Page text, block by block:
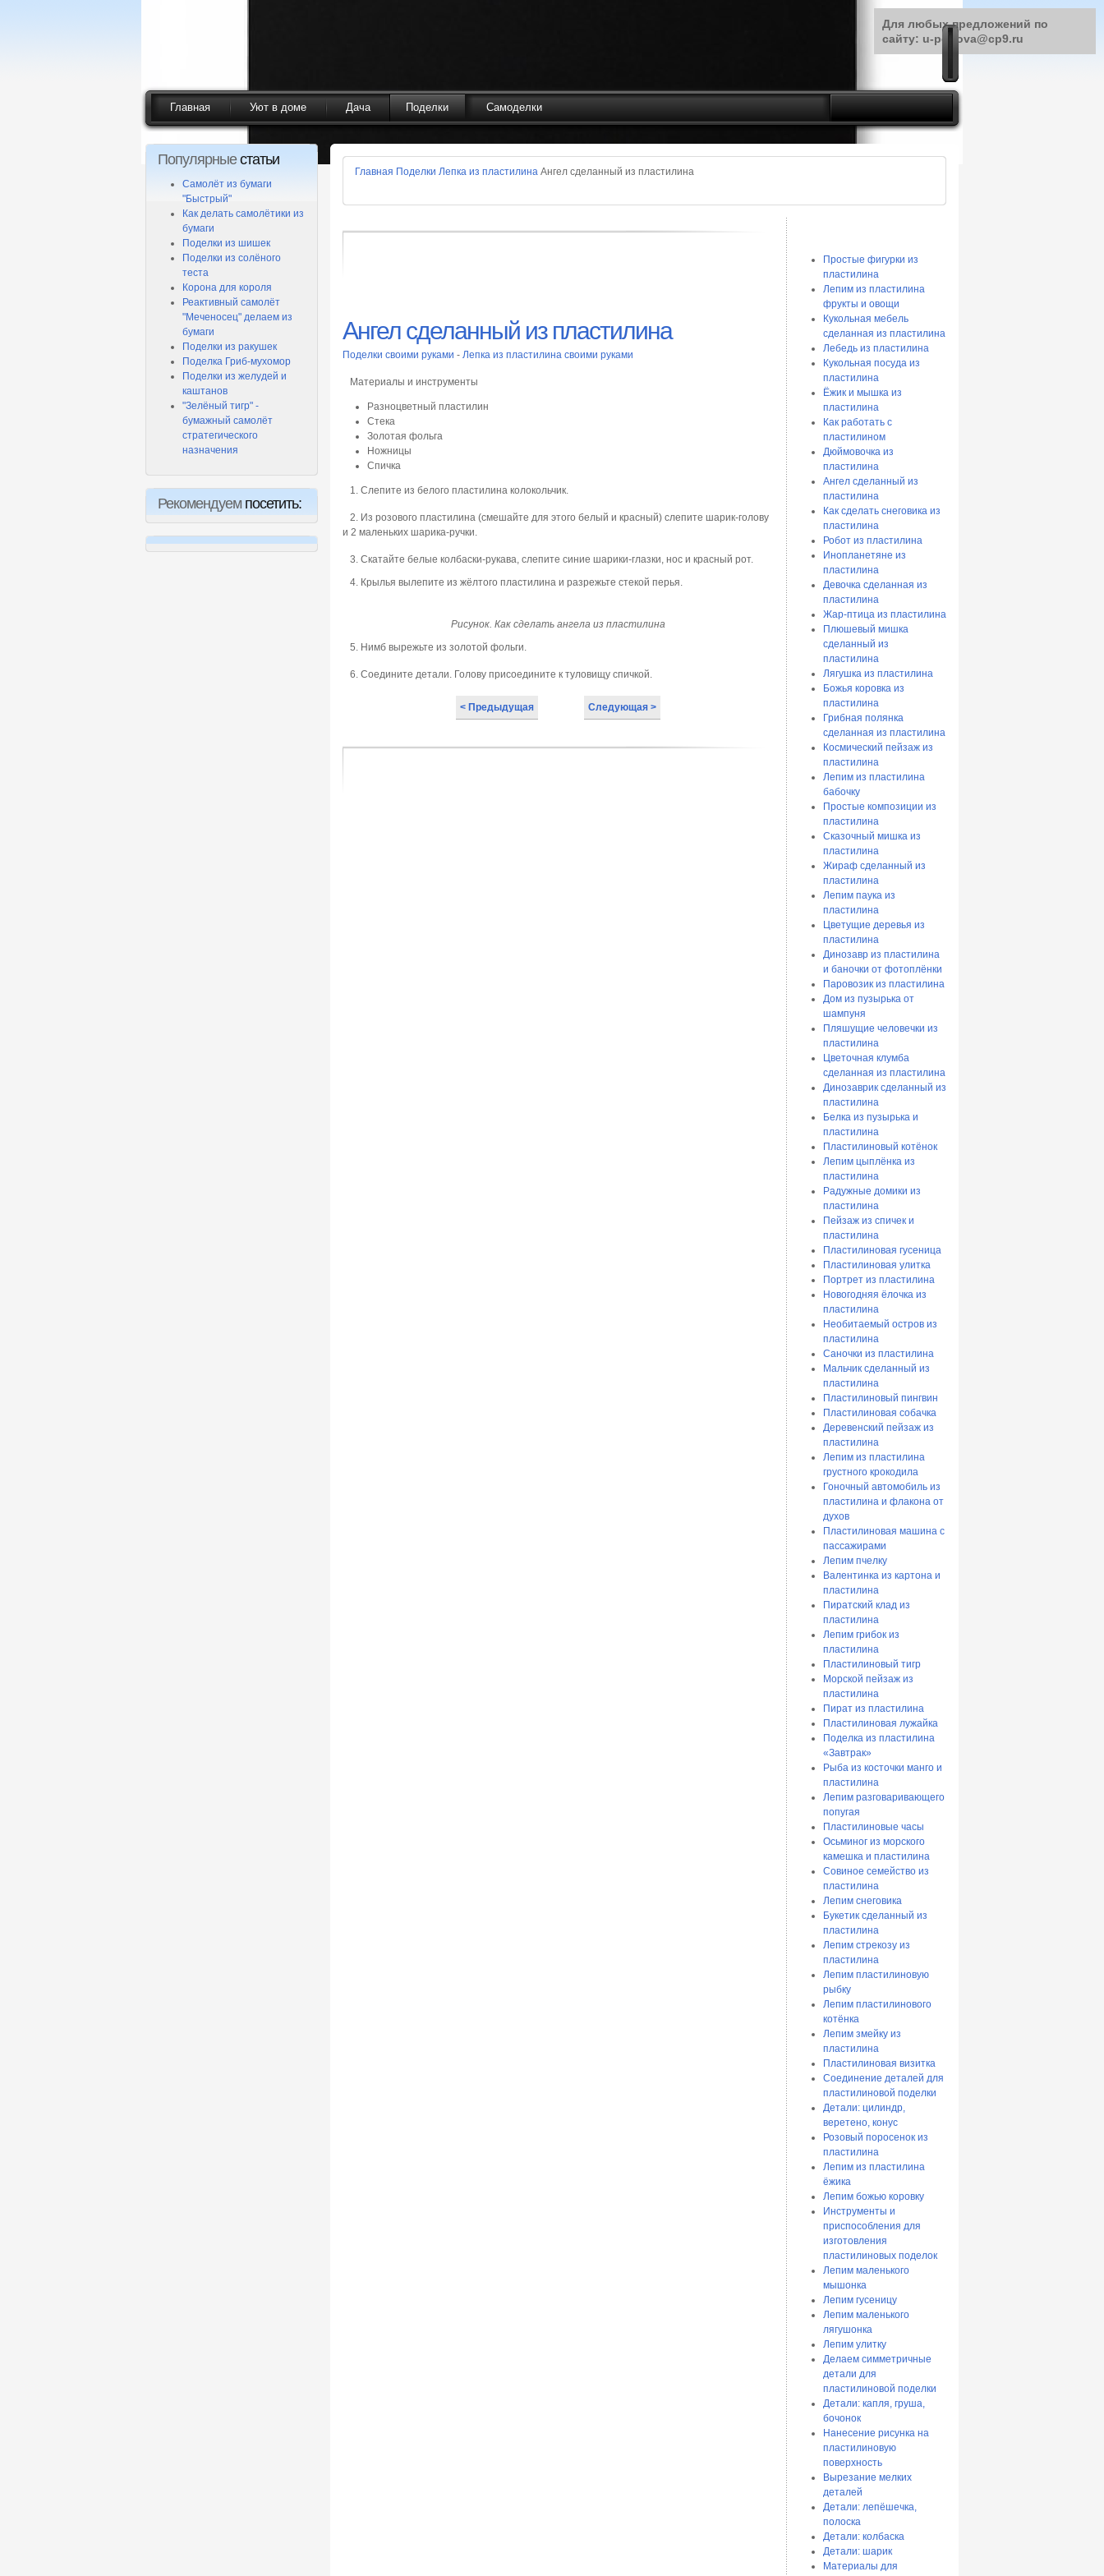
Главная Уют в доме Дача Поделки Самоделки
Популярныестатьи
Самолёт из бумаги
"Быстрый"
Как делать самолётики из
бумаги
Поделки из шишек
Поделки из солёного
теста
Корона для короля
Реактивный самолёт
"Меченосец" делаем из
бумаги
Поделки из ракушек
Поделка Гриб-мухомор
Поделки из желудей и
каштанов
"Зелёный тигр" -
бумажный самолёт
стратегического
назначения
Рекомендуемпосетить:
Главная Поделки Лепка из пластилина Ангел сделанный из пластилина
Простые фигурки из
пластилина
Лепим из пластилина
фрукты и овощи
Кукольная мебель
сделанная из пластилина
Лебедь из пластилина
Кукольная посуда из
пластилина
Ёжик и мышка из
пластилина
Как работать с
пластилином
Дюймовочка из
пластилина
Ангел сделанный из
пластилина
Как сделать снеговика из
пластилина
Робот из пластилина
Инопланетяне из
пластилина
Девочка сделанная из
пластилина
Жар-птица из пластилина
Плюшевый мишка
сделанный из
пластилина
Лягушка из пластилина
Божья коровка из
пластилина
Грибная полянка
сделанная из пластилина
Космический пейзаж из
пластилина
Лепим из пластилина
бабочку
Простые композиции из
пластилина
Сказочный мишка из
пластилина
Жираф сделанный из
пластилина
Лепим паука из
пластилина
Цветущие деревья из
пластилина
Динозавр из пластилина
и баночки от фотоплёнки
Паровозик из пластилина
Дом из пузырька от
шампуня
Пляшущие человечки из
пластилина
Цветочная клумба
сделанная из пластилина
Динозаврик сделанный из
пластилина
Белка из пузырька и
пластилина
Пластилиновый котёнок
Лепим цыплёнка из
пластилина
Радужные домики из
пластилина
Пейзаж из спичек и
пластилина
Пластилиновая гусеница
Пластилиновая улитка
Портрет из пластилина
Новогодняя ёлочка из
пластилина
Необитаемый остров из
пластилина
Саночки из пластилина
Мальчик сделанный из
пластилина
Пластилиновый пингвин
Пластилиновая собачка
Деревенский пейзаж из
пластилина
Лепим из пластилина
грустного крокодила
Гоночный автомобиль из
пластилина и флакона от
духов
Пластилиновая машина с
пассажирами
Лепим пчелку
Валентинка из картона и
пластилина
Пиратский клад из
пластилина
Лепим грибок из
пластилина
Пластилиновый тигр
Морской пейзаж из
пластилина
Пират из пластилина
Пластилиновая лужайка
Поделка из пластилина
«Завтрак»
Рыба из косточки манго и
пластилина
Лепим разговаривающего
попугая
Пластилиновые часы
Осьминог из морского
камешка и пластилина
Совиное семейство из
пластилина
Лепим снеговика
Букетик сделанный из
пластилина
Лепим стрекозу из
пластилина
Лепим пластилиновую
рыбку
Лепим пластилинового
котёнка
Лепим змейку из
пластилина
Пластилиновая визитка
Соединение деталей для
пластилиновой поделки
Детали: цилиндр,
веретено, конус
Розовый поросенок из
пластилина
Лепим из пластилина
ёжика
Лепим божью коровку
Инструменты и
приспособления для
изготовления
пластилиновых поделок
Лепим маленького
мышонка
Лепим гусеницу
Лепим маленького
лягушонка
Лепим улитку
Делаем симметричные
детали для
пластилиновой поделки
Детали: капля, груша,
бочонок
Нанесение рисунка на
пластилиновую
поверхность
Вырезание мелких
деталей
Детали: лепёшечка,
полоска
Детали: колбаска
Детали: шарик
Материалы для
Ангел сделанный из пластилина
Поделки своими руками - Лепка из пластилина своими руками
Материалы и инструменты
Разноцветный пластилин
Стека
Золотая фольга
Ножницы
Спичка
1. Слепите из белого пластилина колокольчик.
2. Из розового пластилина (смешайте для этого белый и красный) слепите шарик-голову
и 2 маленьких шарика-ручки.
3. Скатайте белые колбаски-рукава, слепите синие шарики-глазки, нос и красный рот.
4. Крылья вылепите из жёлтого пластилина и разрежьте стекой перья.
Рисунок. Как сделать ангела из пластилина
5. Нимб вырежьте из золотой фольги.
6. Соедините детали. Голову присоедините к туловищу спичкой.
< Предыдущая Следующая >
Для любых предложений по
сайту: u-petrova@cp9.ru